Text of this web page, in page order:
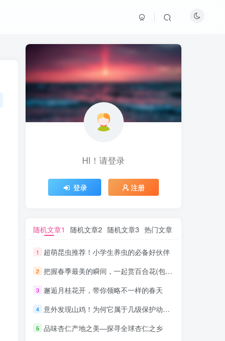
HI！请登录
登录 注册
随机文章1 随机文章2 随机文章3 热门文章
1 超萌昆虫推荐！小学生养虫的必备好伙伴
2 把握春季最美的瞬间，一起赏百合花(包含季节百合花赏)
3 邂逅月桂花开，带你领略不一样的春天
4 意外发现山鸡！为何它属于几级保护动物？
5 品味杏仁产地之美—探寻全球杏仁之乡
HI！请登录
登录 注册
随机文章1 随机文章2 随机文章3 热门文章
1 超萌昆虫推荐！小学生养虫的必备好伙伴
2 把握春季最美的瞬间，一起赏百合花(包含季节百合花赏)
3 邂逅月桂花开，带你领略不一样的春天
4 意外发现山鸡！为何它属于几级保护动物？
5 品味杏仁产地之美—探寻全球杏仁之乡